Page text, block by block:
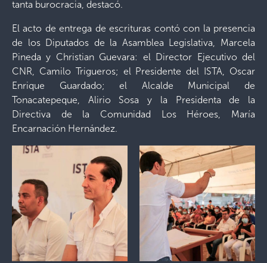
tanta burocracia, destacó.
El acto de entrega de escrituras contó con la presencia
de los Diputados de la Asamblea Legislativa, Marcela
Pineda y Christian Guevara: el Director Ejecutivo del
CNR, Camilo Trigueros; el Presidente del ISTA, Oscar
Enrique Guardado; el Alcalde Municipal de
Tonacatepeque, Alirio Sosa y la Presidenta de la
Directiva de la Comunidad Los Héroes, María
Encarnación Hernández.